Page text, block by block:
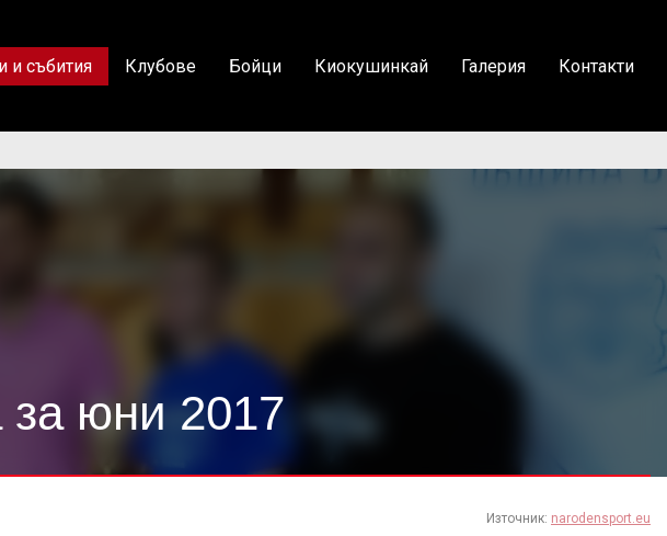
и събития Клубове Бойци Киокушинкай Галерия Контакти
за юни 2017
Източник: narodensport.eu